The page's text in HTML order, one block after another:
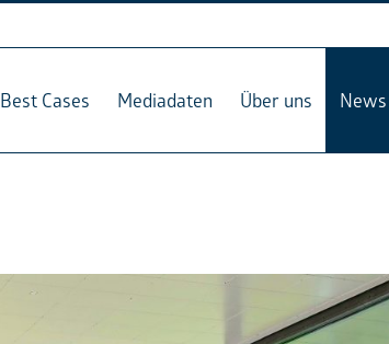
Best Cases Mediadaten Über uns News